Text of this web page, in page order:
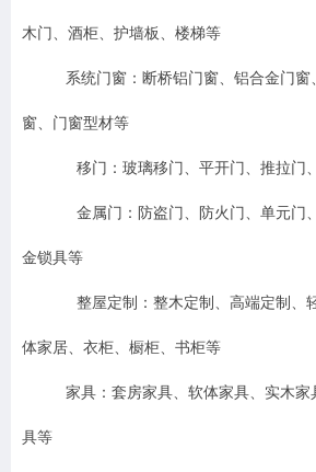
木门、酒柜、护墙板、楼梯等
系统门窗：断桥铝门窗、铝合金门窗
窗、门窗型材等
移门：玻璃移门、平开门、推拉门
金属门：防盗门、防火门、单元门
金锁具等
整屋定制：整木定制、高端定制、
体家居、衣柜、橱柜、书柜等
家具：套房家具、软体家具、实木家
具等